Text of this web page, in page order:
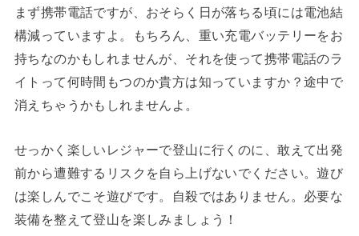
まず携帯電話ですが、おそらく日が落ちる頃には電池結
構減っていますよ。もちろん、重い充電バッテリーをお
持ちなのかもしれませんが、それを使って携帯電話のラ
イトって何時間もつのか貴方は知っていますか？途中で
消えちゃうかもしれませんよ。
せっかく楽しいレジャーで登山に行くのに、敢えて出発
前から遭難するリスクを自ら上げないでください。遊び
は楽しんでこそ遊びです。自殺ではありません。必要な
装備を整えて登山を楽しみましょう！